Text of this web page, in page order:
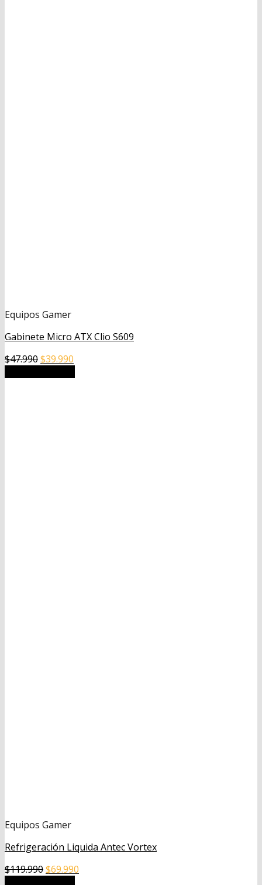
Equipos Gamer
Gabinete Micro ATX Clio S609
$47.990El
$39.990
Equipos Gamer
Refrigeración Liquida Antec Vortex
$119.990El
$69.990